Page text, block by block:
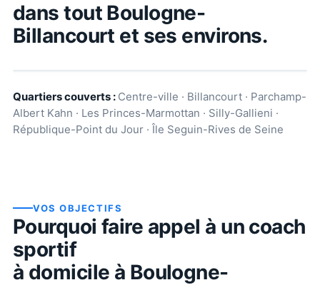
dans tout Boulogne-
Billancourt et ses environs.
Quartiers couverts : Centre-ville · Billancourt · Parchamp-
Albert Kahn · Les Princes-Marmottan · Silly-Gallieni ·
République-Point du Jour · Île Seguin-Rives de Seine
VOS OBJECTIFS
Pourquoi faire appel à un coach
sportif
à domicile à Boulogne-